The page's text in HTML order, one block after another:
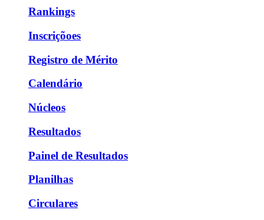
Rankings
Inscriçõoes
Registro de Mérito
Calendário
Núcleos
Resultados
Painel de Resultados
Planilhas
Circulares